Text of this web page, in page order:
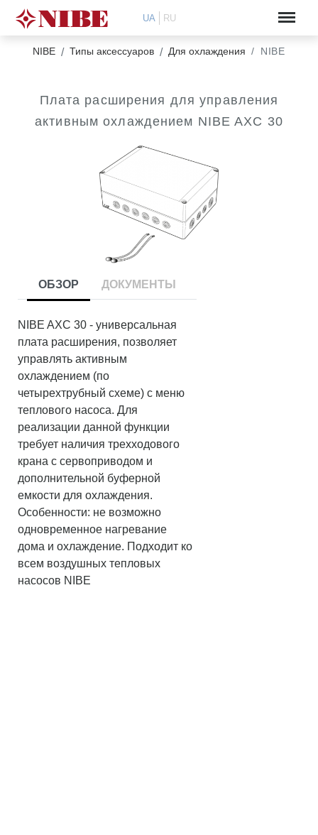
UA RU
NIBE Типы аксессуаров Для охлаждения NIBE AXC
Плата расширения для управления
активным охлаждением NIBE AXC 30
ОБЗОР ДОКУМЕНТЫ
NIBE AXC 30 - универсальная
плата расширения, позволяет
управлять активным
охлаждением (по
четырехтрубный схеме) с меню
теплового насоса. Для
реализации данной функции
требует наличия трехходового
крана с сервоприводом и
дополнительной буферной
емкости для охлаждения.
Особенности: не возможно
одновременное нагревание
дома и охлаждение. Подходит ко
всем воздушных тепловых
насосов NIBE